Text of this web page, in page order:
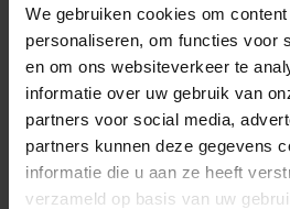
We gebruiken cookies om
personaliseren, om functies voor
en om ons websiteverkeer te
informatie over uw gebruik van
partners voor social media,
partners kunnen deze gegevens
informatie die u aan ze heeft
verzameld op basis van uw
Kies je kleur: oliv/rosa
Aantal Maat